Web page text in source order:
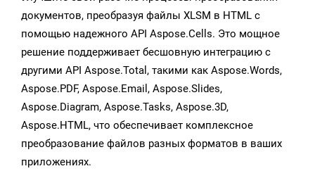
документов, преобразуя файлы XLSM в HTML с
помощью надежного API Aspose.Cells. Это мощное
решение поддерживает бесшовную интеграцию с
другими API Aspose.Total, такими как Aspose.Words,
Aspose.PDF, Aspose.Email, Aspose.Slides,
Aspose.Diagram, Aspose.Tasks, Aspose.3D,
Aspose.HTML, что обеспечивает комплексное
преобразование файлов разных форматов в ваших
приложениях.